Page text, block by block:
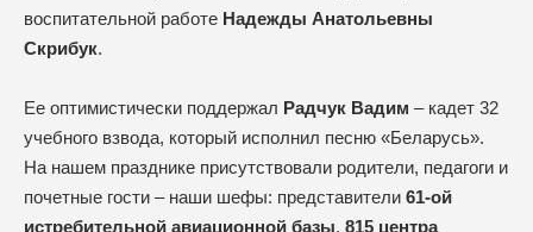
воспитательной работе Надежды Анатольевны
Скрибук.
Ее оптимистически поддержал Радчук Вадим – кадет 32
учебного взвода, который исполнил песню «Беларусь».
На нашем празднике присутствовали родители, педагоги и
почетные гости – наши шефы: представители 61-ой
истребительной авиационной базы, 815 центра